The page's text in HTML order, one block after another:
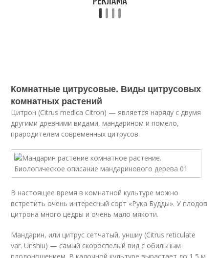
Комнатные цитрусовые. Виды цитрусовых
комнатных растений
Цитрон (Citrus medica Citron) — является наряду с двумя
другими древними видами, мандарином и помело,
прародителем современных цитрусов.
В настоящее время в комнатной культуре можно
встретить очень интересный сорт «Рука Будды». У плодов
цитрона много цедры и очень мало мякоти.
Мандарин, или цитрус сетчатый, уншиу (Citrus reticulate
var. Unshiu) — самый скороспелый вид с обильным